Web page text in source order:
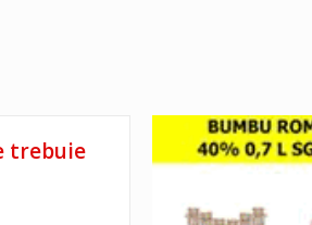
trebuie